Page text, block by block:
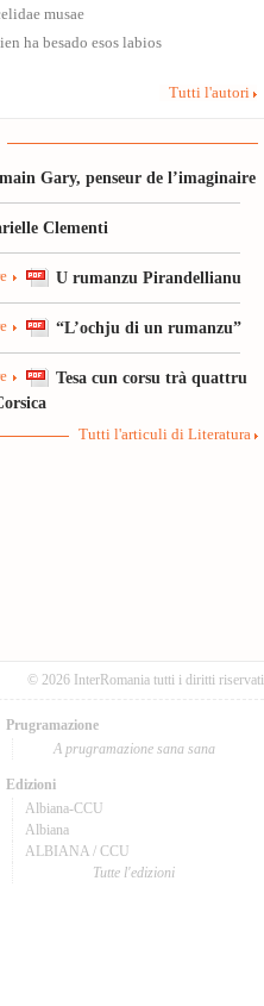
musae
ha besado esos labios
Tutti l'autori
Gary, penseur de l’imaginaire
Clementi
U rumanzu Pirandellianu
“L’ochju di un rumanzu”
Tesa cun corsu trà quattru
Tutti l'articuli di Literatura
© 2026 InterRomania tutti i diritti riservati
Prugramazione
A prugramazione sana sana
Edizioni
Albiana-CCU
Albiana
ALBIANA / CCU
Tutte l'edizioni